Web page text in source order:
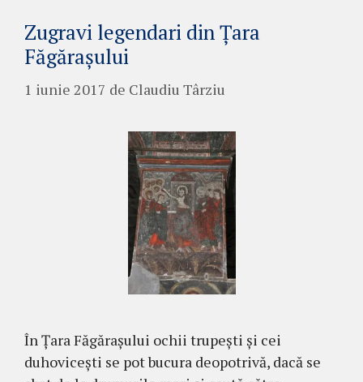
Zugravi legendari din Țara
Făgărașului
1 iunie 2017 de Claudiu Târziu
În Țara Făgărașului ochii trupești și cei
duhovicești se pot bucura deopotrivă, dacă se